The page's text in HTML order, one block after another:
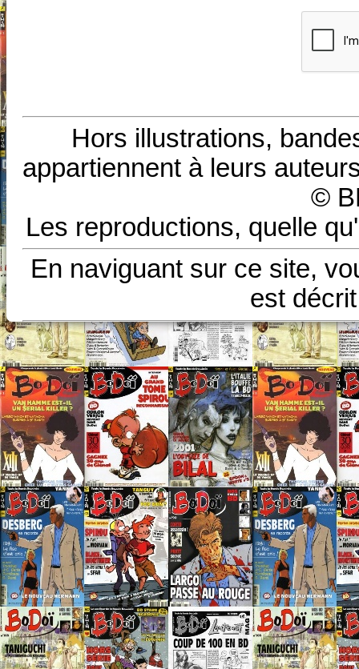
Hors illustrations,
appartiennent à leurs
©
Les reproductions, quelle
En naviguant sur ce site,
est